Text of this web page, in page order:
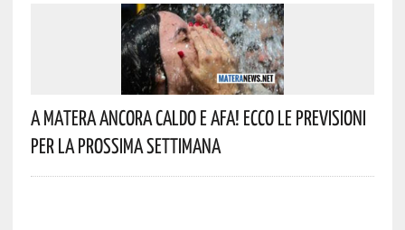
A Matera Ancora Caldo E Afa! Ecco Le Previsioni
Per La Prossima Settimana